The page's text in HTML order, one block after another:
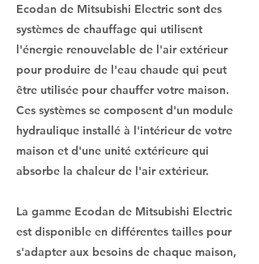
Ecodan de Mitsubishi Electric sont des
systèmes de chauffage qui utilisent
l'énergie renouvelable de l'air extérieur
pour produire de l'eau chaude qui peut
être utilisée pour chauffer votre maison.
Ces systèmes se composent d'un module
hydraulique installé à l'intérieur de votre
maison et d'une unité extérieure qui
absorbe la chaleur de l'air extérieur.
La gamme Ecodan de Mitsubishi Electric
est disponible en différentes tailles pour
s'adapter aux besoins de chaque maison,